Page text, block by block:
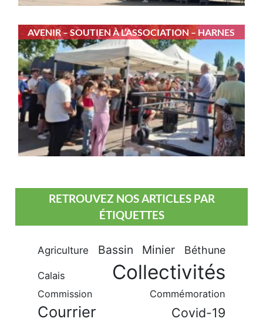
AVENIR – SOUTIEN À L’ASSOCIATION – HARNES
RETROUVEZ NOS ARTICLES PAR
ÉTIQUETTES
Agriculture Bassin Minier Béthune
Calais Collectivités
Commission Commémoration
Courrier Covid-19